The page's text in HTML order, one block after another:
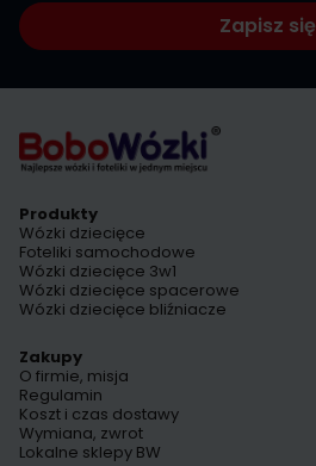
Zapisz się
Produkty
Wózki dziecięce
Foteliki samochodowe
Wózki dziecięce 3w1
Wózki dziecięce spacerowe
Wózki dziecięce bliźniacze
Zakupy
O firmie, misja
Regulamin
Koszt i czas dostawy
Wymiana, zwrot
Lokalne sklepy BW